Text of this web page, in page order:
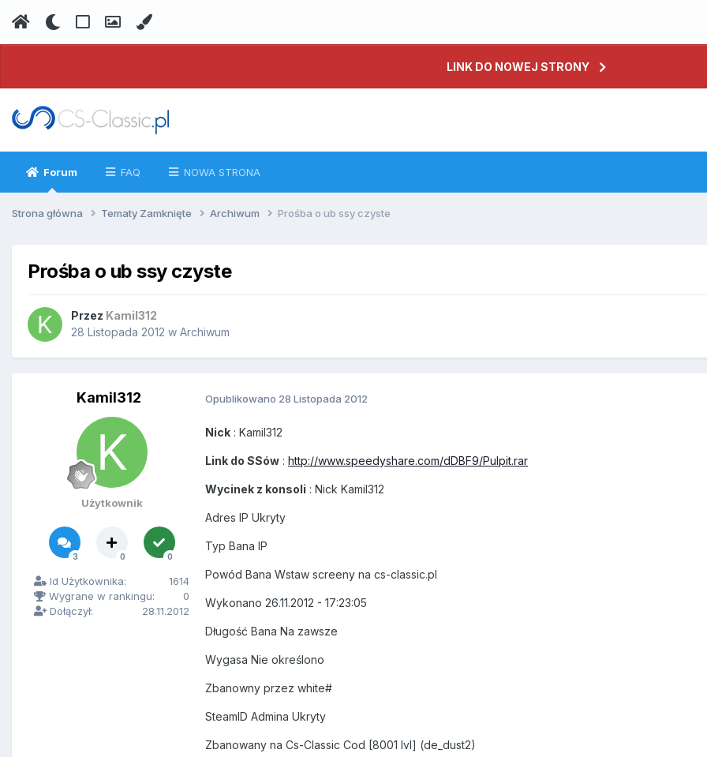
LINK DO NOWEJ STRONY
Forum FAQ NOWA STRONA
Strona główna Tematy Zamknięte Archiwum Prośba o ub ssy czyste
Prośba o ub ssy czyste
Przez Kamil312
28 Listopada 2012 w Archiwum
Kamil312
Użytkownik
3 0 0
Id Użytkownika:
1614
Wygrane w rankingu:
0
Dołączył:
28.11.2012
Opublikowano 28 Listopada 2012
Nick : Kamil312
Link do SSów : http://www.speedyshare.com/dDBF9/Pulpit.rar
Wycinek z konsoli : Nick Kamil312
Adres IP Ukryty
Typ Bana IP
Powód Bana Wstaw screeny na cs-classic.pl
Wykonano 26.11.2012 - 17:23:05
Długość Bana Na zawsze
Wygasa Nie określono
Zbanowny przez white#
SteamID Admina Ukryty
Zbanowany na Cs-Classic Cod [8001 lvl] (de_dust2)